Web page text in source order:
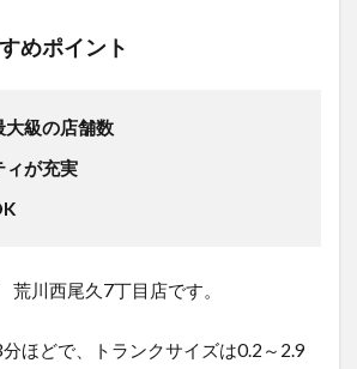
めポイント
大級の店舗数
ィが充実
川西尾久7丁目店です。
ほどで、トランクサイズは0.2～2.9